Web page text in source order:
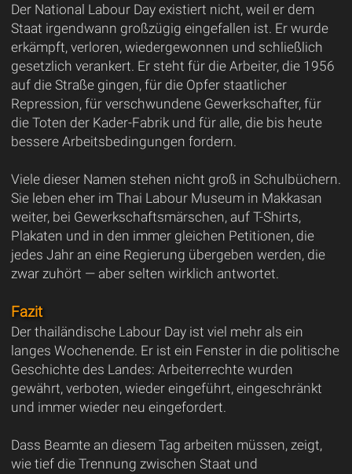
Der National Labour Day existiert nicht, weil er dem
Staat irgendwann großzügig eingefallen ist. Er wurde
erkämpft, verloren, wiedergewonnen und schließlich
gesetzlich verankert. Er steht für die Arbeiter, die 1956
auf die Straße gingen, für die Opfer staatlicher
Repression, für verschwundene Gewerkschafter, für
die Toten der Kader-Fabrik und für alle, die bis heute
bessere Arbeitsbedingungen fordern.
Viele dieser Namen stehen nicht groß in Schulbüchern.
Sie leben eher im Thai Labour Museum in Makkasan
weiter, bei Gewerkschaftsmärschen, auf T-Shirts,
Plakaten und in den immer gleichen Petitionen, die
jedes Jahr an eine Regierung übergeben werden, die
zwar zuhört — aber selten wirklich antwortet.
Fazit
Der thailändische Labour Day ist viel mehr als ein
langes Wochenende. Er ist ein Fenster in die politische
Geschichte des Landes: Arbeiterrechte wurden
gewährt, verboten, wieder eingeführt, eingeschränkt
und immer wieder neu eingefordert.
Dass Beamte an diesem Tag arbeiten müssen, zeigt,
wie tief die Trennung zwischen Staat und